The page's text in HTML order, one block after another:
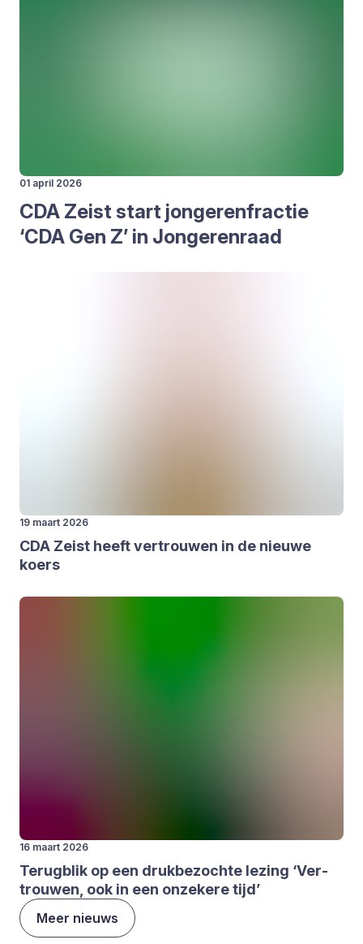
01 april 2026
CDA Zeist start jon­ge­ren­frac­tie
‘CDA Gen Z’ in Jon­ge­ren­raad
19 maart 2026
CDA Zeist heeft ver­trou­wen in de nieu­we
koers
16 maart 2026
Terug­blik op een druk­be­zoch­te lezing ‘Ver­
trou­wen, ook in een onze­ke­re tijd’
Meer nieuws